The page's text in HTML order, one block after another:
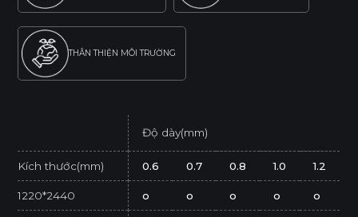
THÂN THIỆN MÔI TRƯỜNG
Độ dày(mm)
Kích thước(mm) 0.6 0.7 0.8 1.0 1.2
1220*2440 o o o o o